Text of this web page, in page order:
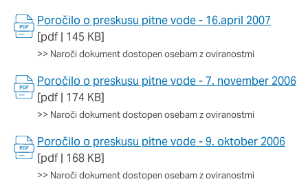
Poročilo o preskusu pitne vode - 16.april 2007
[pdf | 145 KB]
>> Naroči dokument dostopen osebam z oviranostmi
Poročilo o preskusu pitne vode - 7. november 2006
[pdf | 174 KB]
>> Naroči dokument dostopen osebam z oviranostmi
Poročilo o preskusu pitne vode - 9. oktober 2006
[pdf | 168 KB]
>> Naroči dokument dostopen osebam z oviranostmi